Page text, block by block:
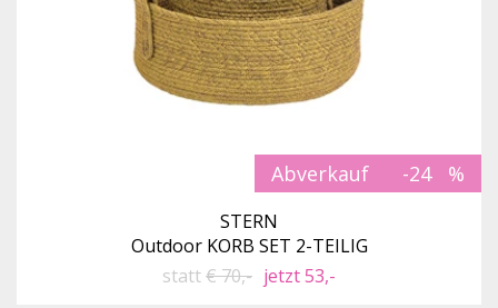
Abverkauf -24
STERN
Outdoor KORB SET 2-TEILIG
statt€ 70,- jetzt 53,-